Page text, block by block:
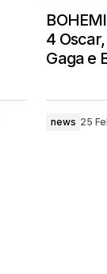
4
Gaga e
news 25